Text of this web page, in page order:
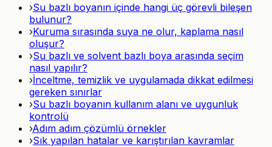
›Su bazlı boyanın içinde hangi üç görevli bileşen
bulunur?
›Kuruma sırasında suya ne olur, kaplama nasıl
oluşur?
›Su bazlı ve solvent bazlı boya arasında seçim
nasıl yapılır?
›İnceltme, temizlik ve uygulamada dikkat edilmesi
gereken sınırlar
›Su bazlı boyanın kullanım alanı ve uygunluk
kontrolü
›Adım adım çözümlü örnekler
›Sık yapılan hatalar ve karıştırılan kavramlar